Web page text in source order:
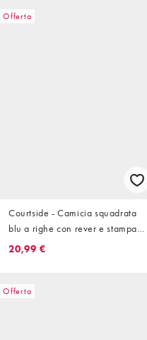
Offerta
Courtside - Camicia squadrata
blu a righe con rever e stampa
del logo
20,99 €
Offerta